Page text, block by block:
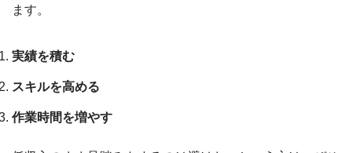
ます。
実績を積む
スキルを高める
作業時間を増やす